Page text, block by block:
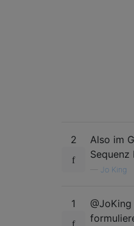
2
Also im
Sequenz
Jo King
1